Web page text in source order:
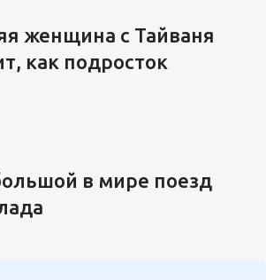
женщина с Тайваня
как подросток
в мире поезд